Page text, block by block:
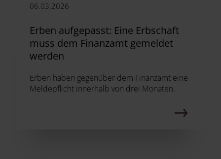
06.03.2026
Erben aufgepasst: Eine Erbschaft
muss dem Finanzamt gemeldet
werden
Erben haben gegenüber dem Finanzamt eine
Meldepflicht innerhalb von drei Monaten.